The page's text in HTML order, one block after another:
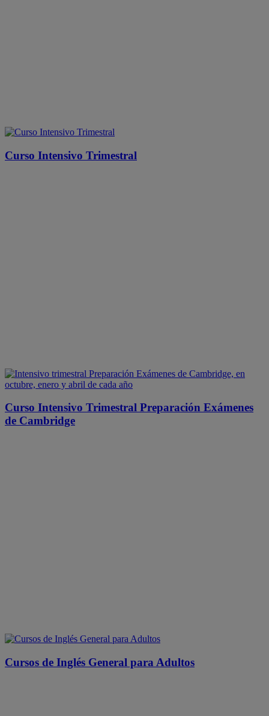
Curso Intensivo Trimestral
Curso Intensivo Trimestral Preparación Exámenes
de Cambridge
Cursos de Inglés General para Adultos